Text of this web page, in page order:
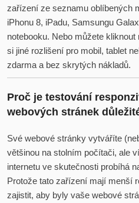
zařízení ze seznamu oblíbených
iPhonu 8, iPadu, Samsungu
notebooku. Nebo můžete
si jiné rozlišení pro mobil, tablet
zdarma a bez skrytých nákladů.
Proč je testování
webových stránek
Své webové stránky vytváříte
většinou na stolním počítači, ale
internetu ve skutečnosti probíhá
Protože tato zařízení mají menší
zajistit, aby byly vaše webové